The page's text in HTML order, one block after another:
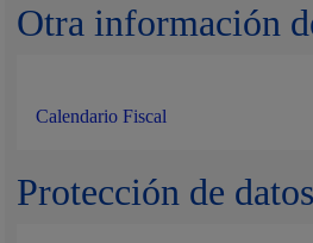
Otra información
Calendario Fiscal
Protección de datos